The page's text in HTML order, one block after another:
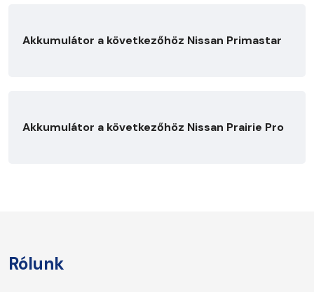
Akkumulátor a következőhöz Nissan Primastar
Akkumulátor a következőhöz Nissan Prairie Pro
Rólunk